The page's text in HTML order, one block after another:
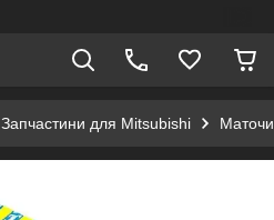
Запчастини для Mitsubishi